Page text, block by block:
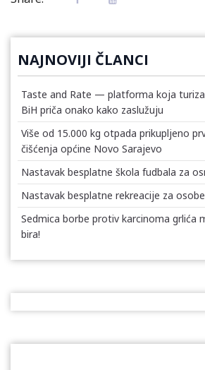
NAJNOVIJI ČLANCI
Taste and Rate — platforma koja
BiH priča onako kako zaslužuju
Više od 15.000 kg otpada prikupljeno
čišćenja općine Novo Sarajevo
Nastavak besplatne škola fudbala za
Nastavak besplatne rekreacije za
Sedmica borbe protiv karcinoma grlića
bira!